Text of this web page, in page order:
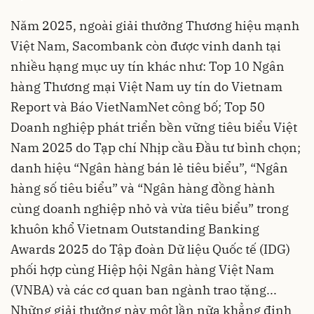
Năm 2025, ngoài giải thưởng Thương hiệu mạnh
Việt Nam, Sacombank còn được vinh danh tại
nhiều hạng mục uy tín khác như: Top 10 Ngân
hàng Thương mại Việt Nam uy tín do Vietnam
Report và Báo VietNamNet công bố; Top 50
Doanh nghiệp phát triển bền vững tiêu biểu Việt
Nam 2025 do Tạp chí Nhịp cầu Đầu tư bình chọn;
danh hiệu “Ngân hàng bán lẻ tiêu biểu”, “Ngân
hàng số tiêu biểu” và “Ngân hàng đồng hành
cùng doanh nghiệp nhỏ và vừa tiêu biểu” trong
khuôn khổ Vietnam Outstanding Banking
Awards 2025 do Tập đoàn Dữ liệu Quốc tế (IDG)
phối hợp cùng Hiệp hội Ngân hàng Việt Nam
(VNBA) và các cơ quan ban ngành trao tặng...
Những giải thưởng này một lần nữa khẳng định